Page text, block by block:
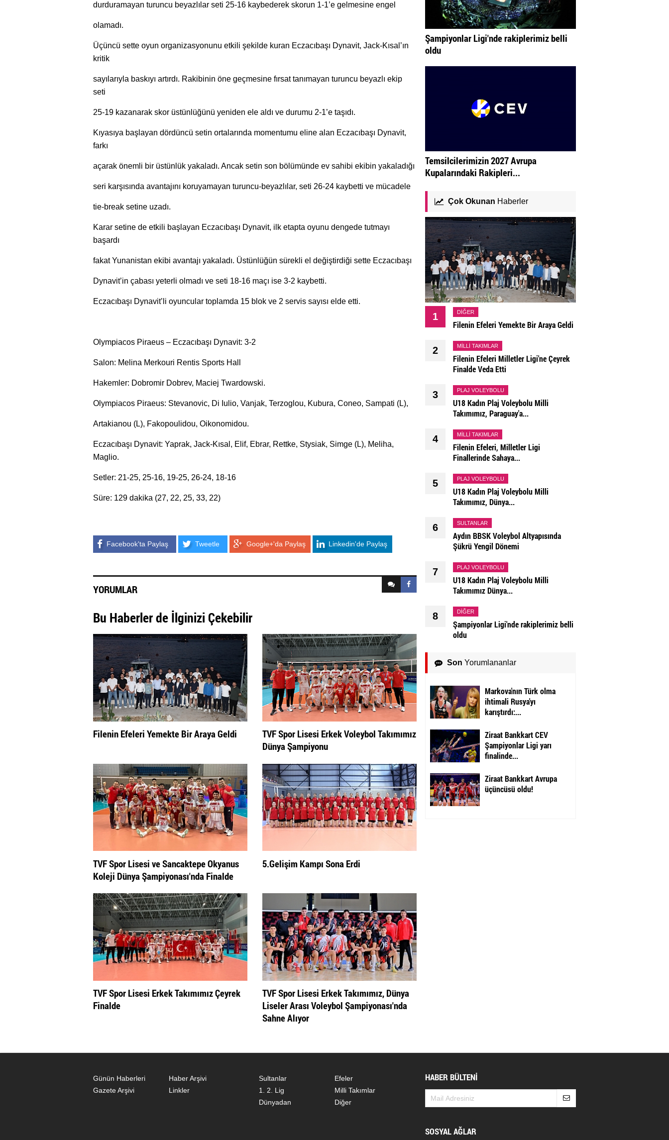
durduramayan turuncu beyazlılar seti 25-16 kaybederek skorun 1-1’e gelmesine engel
olamadı.
Üçüncü sette oyun organizasyonunu etkili şekilde kuran Eczacıbaşı Dynavit, Jack-Kısal’ın
kritik
sayılarıyla baskıyı artırdı. Rakibinin öne geçmesine fırsat tanımayan turuncu beyazlı ekip
seti
25-19 kazanarak skor üstünlüğünü yeniden ele aldı ve durumu 2-1’e taşıdı.
Kıyasıya başlayan dördüncü setin ortalarında momentumu eline alan Eczacıbaşı Dynavit,
farkı
açarak önemli bir üstünlük yakaladı. Ancak setin son bölümünde ev sahibi ekibin yakaladığı
seri karşısında avantajını koruyamayan turuncu-beyazlılar, seti 26-24 kaybetti ve mücadele
tie-break setine uzadı.
Karar setine de etkili başlayan Eczacıbaşı Dynavit, ilk etapta oyunu dengede tutmayı
başardı
fakat Yunanistan ekibi avantajı yakaladı. Üstünlüğün sürekli el değiştirdiği sette Eczacıbaşı
Dynavit’in çabası yeterli olmadı ve seti 18-16 maçı ise 3-2 kaybetti.
Eczacıbaşı Dynavit’li oyuncular toplamda 15 blok ve 2 servis sayısı elde etti.
Olympiacos Piraeus – Eczacıbaşı Dynavit: 3-2
Salon: Melina Merkouri Rentis Sports Hall
Hakemler: Dobromir Dobrev, Maciej Twardowski.
Olympiacos Piraeus: Stevanovic, Di Iulio, Vanjak, Terzoglou, Kubura, Coneo, Sampati (L),
Artakianou (L), Fakopoulidou, Oikonomidou.
Eczacıbaşı Dynavit: Yaprak, Jack-Kısal, Elif, Ebrar, Rettke, Stysiak, Simge (L), Meliha,
Maglio.
Setler: 21-25, 25-16, 19-25, 26-24, 18-16
Süre: 129 dakika (27, 22, 25, 33, 22)
Facebook'ta Paylaş Tweetle Google+'da Paylaş Linkedin'de Paylaş
YORUMLAR
Bu Haberler de İlginizi Çekebilir
Filenin Efeleri Yemekte Bir Araya Geldi
TVF Spor Lisesi Erkek Voleybol Takımımız
Dünya Şampiyonu
TVF Spor Lisesi ve Sancaktepe Okyanus
Koleji Dünya Şampiyonası'nda Finalde
5.Gelişim Kampı Sona Erdi
TVF Spor Lisesi Erkek Takımımız Çeyrek
Finalde
TVF Spor Lisesi Erkek Takımımız, Dünya
Liseler Arası Voleybol Şampiyonası'nda
Sahne Alıyor
Şampiyonlar Ligi'nde rakiplerimiz belli
oldu
Temsilcilerimizin 2027 Avrupa
Kupalarındaki Rakipleri...
Çok Okunan Haberler
1 DIĞER
Filenin Efeleri Yemekte Bir Araya Geldi
2 MILLI TAKIMLAR
Filenin Efeleri Milletler Ligi'ne Çeyrek
Finalde Veda Etti
3 PLAJ VOLEYBOLU
U18 Kadın Plaj Voleybolu Milli
Takımımız, Paraguay'a...
4 MILLI TAKIMLAR
Filenin Efeleri, Milletler Ligi
Finallerinde Sahaya...
5 PLAJ VOLEYBOLU
U18 Kadın Plaj Voleybolu Milli
Takımımız, Dünya...
6 SULTANLAR
Aydın BBSK Voleybol Altyapısında
Şükrü Yengil Dönemi
7 PLAJ VOLEYBOLU
U18 Kadın Plaj Voleybolu Milli
Takımımız Dünya...
8 DIĞER
Şampiyonlar Ligi'nde rakiplerimiz belli
oldu
Son Yorumlananlar
Markova'nın Türk olma
ihtimali Rusya'yı
karıştırdı:...
Ziraat Bankkart CEV
Şampiyonlar Ligi yarı
finalinde...
Ziraat Bankkart Avrupa
üçüncüsü oldu!
Günün Haberleri
Haber Arşivi
Gazete Arşivi
Linkler
Sultanlar
Efeler
1. 2. Lig
Milli Takımlar
Dünyadan
Diğer
HABER BÜLTENİ
SOSYAL AĞLAR